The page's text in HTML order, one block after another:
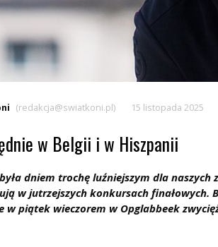
(redakcja@swiatkoni.pl) 15 listopada 2025
w Belgii i w Hiszpanii
dniem trochę luźniejszym dla
w jutrzejszych konkursach finałowych.
w piątek wieczorem w Opglabbeek